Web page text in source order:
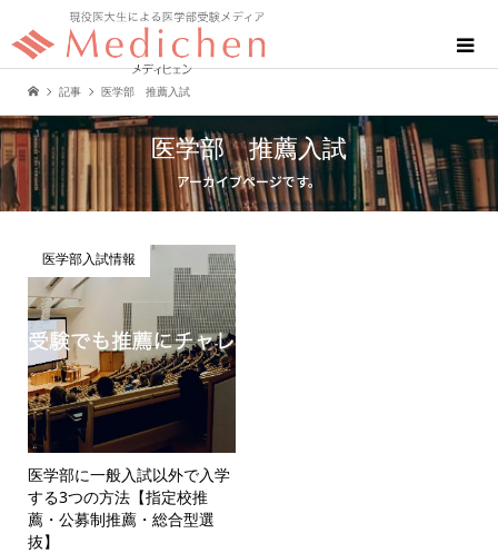
記事 医学部 推薦入試
医学部 推薦入試
アーカイブページです。
医学部入試情報
医学部に一般入試以外で入学
する3つの方法【指定校推
薦・公募制推薦・総合型選
抜】